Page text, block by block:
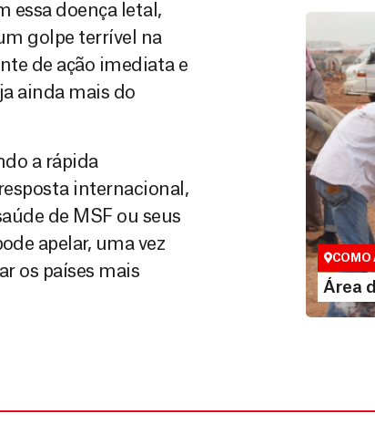
essa doença letal,
golpe terrível na
de ação imediata e
ainda mais do
a rápida
internacional,
de MSF ou seus
apelar, uma vez
os países mais
Área
Espaço
COMO
Área